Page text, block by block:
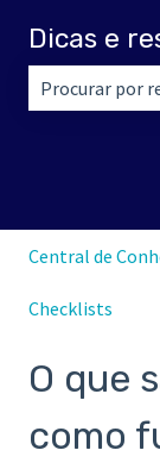
Dicas e
Central de
Checklists
O que
como